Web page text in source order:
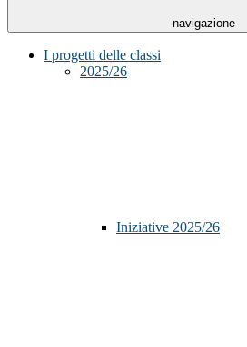
navigazione
I progetti delle classi
2025/26
Iniziative 2025/26